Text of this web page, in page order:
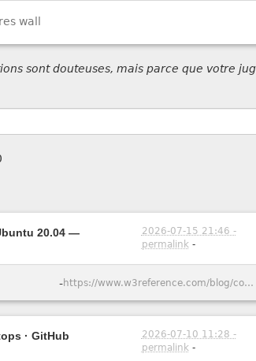
wall
sont douteuses, mais parce que votre
20.04 —
2026-07-15 21:46 -
permalink-
- https://www.w3reference.com/blog/comment-cr-er-un-certificat-ssl-auto-sign-pour-apache-dans-ubuntu-20-04/
· GitHub
2026-07-10 11:28 -
permalink-